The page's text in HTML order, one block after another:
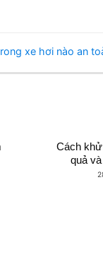
xe hơi nào an
Cách
quả